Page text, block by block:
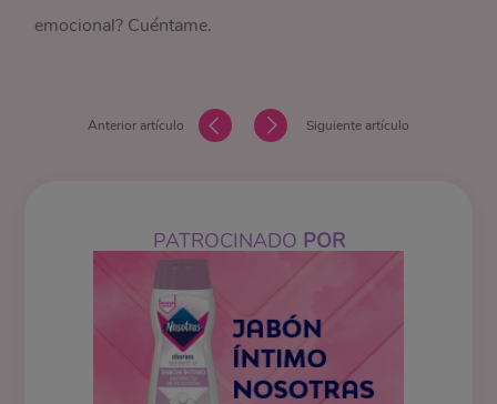
emocional? Cuéntame.
Anterior artículo Siguiente artículo
PATROCINADO POR